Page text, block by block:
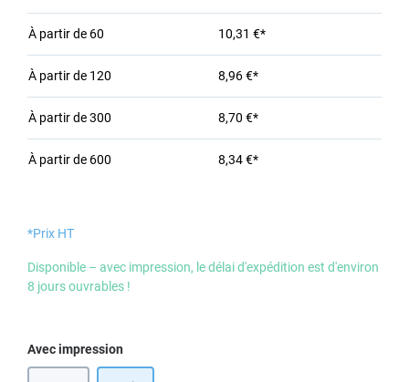
À partir de 60 10,31 €*
À partir de 120 8,96 €*
À partir de300 8,70 €*
À partir de 600 8,34 €*
*Prix HT
Disponible – avec impression, le délai d'expédition est d'environ
8 jours ouvrables !
Sélectionnez
Avec impression